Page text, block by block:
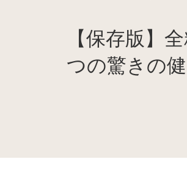
【保存版】
つの驚きの